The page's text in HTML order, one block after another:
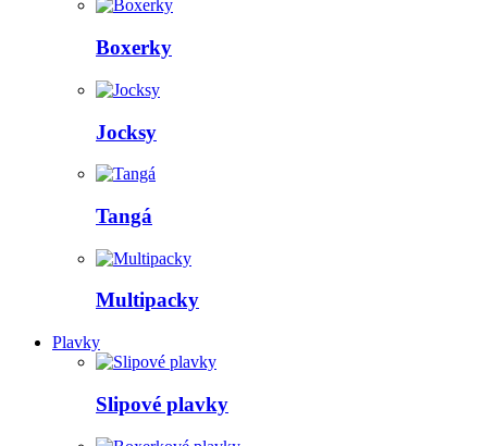
Boxerky
Jocksy
Tangá
Multipacky
Plavky
Slipové plavky